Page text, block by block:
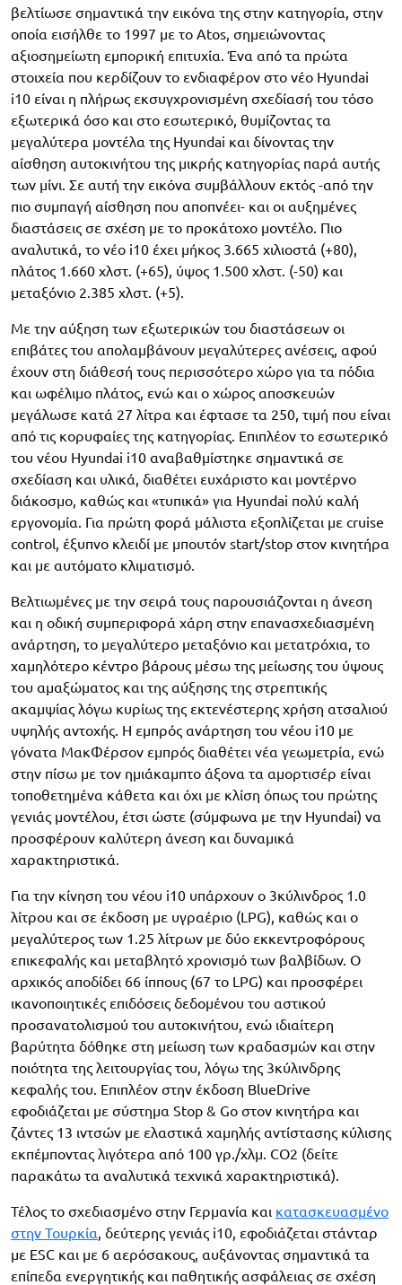
βελτίωσε σημαντικά την εικόνα της στην κατηγορία, στην
οποία εισήλθε το 1997 με το Atos, σημειώνοντας
αξιοσημείωτη εμπορική επιτυχία. Ένα από τα πρώτα
στοιχεία που κερδίζουν το ενδιαφέρον στο νέο Hyundai
i10 είναι η πλήρως εκσυγχρονισμένη σχεδίασή του τόσο
εξωτερικά όσο και στο εσωτερικό, θυμίζοντας τα
μεγαλύτερα μοντέλα της Hyundai και δίνοντας την
αίσθηση αυτοκινήτου της μικρής κατηγορίας παρά αυτής
των μίνι. Σε αυτή την εικόνα συμβάλλουν εκτός -από την
πιο συμπαγή αίσθηση που αποπνέει- και οι αυξημένες
διαστάσεις σε σχέση με το προκάτοχο μοντέλο. Πιο
αναλυτικά, το νέο i10 έχει μήκος 3.665 χιλιοστά (+80),
πλάτος 1.660 χλστ. (+65), ύψος 1.500 χλστ. (-50) και
μεταξόνιο 2.385 χλστ. (+5).
Με την αύξηση των εξωτερικών του διαστάσεων οι
επιβάτες του απολαμβάνουν μεγαλύτερες ανέσεις, αφού
έχουν στη διάθεσή τους περισσότερο χώρο για τα πόδια
και ωφέλιμο πλάτος, ενώ και ο χώρος αποσκευών
μεγάλωσε κατά 27 λίτρα και έφτασε τα 250, τιμή που είναι
από τις κορυφαίες της κατηγορίας. Επιπλέον το εσωτερικό
του νέου Hyundai i10 αναβαθμίστηκε σημαντικά σε
σχεδίαση και υλικά, διαθέτει ευχάριστο και μοντέρνο
διάκοσμο, καθώς και «τυπικά» για Hyundai πολύ καλή
εργονομία. Για πρώτη φορά μάλιστα εξοπλίζεται με cruise
control, έξυπνο κλειδί με μπουτόν start/stop στον κινητήρα
και με αυτόματο κλιματισμό.
Βελτιωμένες με την σειρά τους παρουσιάζονται η άνεση
και η οδική συμπεριφορά χάρη στην επανασχεδιασμένη
ανάρτηση, το μεγαλύτερο μεταξόνιο και μετατρόχια, το
χαμηλότερο κέντρο βάρους μέσω της μείωσης του ύψους
του αμαξώματος και της αύξησης της στρεπτικής
ακαμψίας λόγω κυρίως της εκτενέστερης χρήση ατσαλιού
υψηλής αντοχής. Η εμπρός ανάρτηση του νέου i10 με
γόνατα ΜακΦέρσον εμπρός διαθέτει νέα γεωμετρία, ενώ
στην πίσω με τον ημιάκαμπτο άξονα τα αμορτισέρ είναι
τοποθετημένα κάθετα και όχι με κλίση όπως του πρώτης
γενιάς μοντέλου, έτσι ώστε (σύμφωνα με την Hyundai) να
προσφέρουν καλύτερη άνεση και δυναμικά
χαρακτηριστικά.
Για την κίνηση του νέου i10 υπάρχουν ο 3κύλινδρος 1.0
λίτρου και σε έκδοση με υγραέριο (LPG), καθώς και ο
μεγαλύτερος των 1.25 λίτρων με δύο εκκεντροφόρους
επικεφαλής και μεταβλητό χρονισμό των βαλβίδων. Ο
αρχικός αποδίδει 66 ίππους (67 το LPG) και προσφέρει
ικανοποιητικές επιδόσεις δεδομένου του αστικού
προσανατολισμού του αυτοκινήτου, ενώ ιδιαίτερη
βαρύτητα δόθηκε στη μείωση των κραδασμών και στην
ποιότητα της λειτουργίας του, λόγω της 3κύλινδρης
κεφαλής του. Επιπλέον στην έκδοση BlueDrive
εφοδιάζεται με σύστημα Stop & Go στον κινητήρα και
ζάντες 13 ιντσών με ελαστικά χαμηλής αντίστασης κύλισης
εκπέμποντας λιγότερα από 100 γρ./χλμ. CO2 (δείτε
παρακάτω τα αναλυτικά τεχνικά χαρακτηριστικά).
Τέλος το σχεδιασμένο στην Γερμανία και κατασκευασμένο
στην Τουρκία, δεύτερης γενιάς i10, εφοδιάζεται στάνταρ
με ESC και με 6 αερόσακους, αυξάνοντας σημαντικά τα
επίπεδα ενεργητικής και παθητικής ασφάλειας σε σχέση